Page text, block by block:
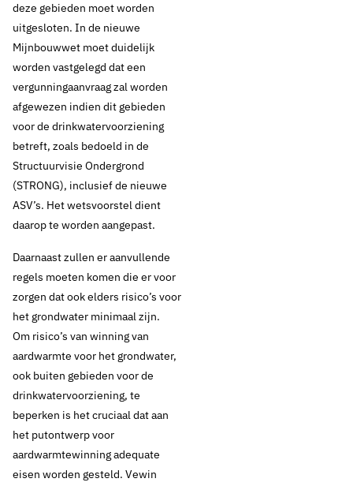
Vewin wil mijnbouw
in
drinkwatergebieden
uitsluiten in
Mijnbouwwet
Thema's:
Geen thema
deze gebieden moet worden
uitgesloten. In de nieuwe
Mijnbouwwet moet duidelijk
worden vastgelegd dat een
vergunningaanvraag zal worden
afgewezen indien dit gebieden
voor de drinkwatervoorziening
betreft, zoals bedoeld in de
Structuurvisie Ondergrond
(STRONG), inclusief de nieuwe
ASV’s. Het wetsvoorstel dient
daarop te worden aangepast.
Daarnaast zullen er aanvullende
regels moeten komen die er voor
zorgen dat ook elders risico’s voor
het grondwater minimaal zijn.
Om risico’s van winning van
aardwarmte voor het grondwater,
ook buiten gebieden voor de
drinkwatervoorziening, te
beperken is het cruciaal dat aan
het putontwerp voor
aardwarmtewinning adequate
eisen worden gesteld. Vewin